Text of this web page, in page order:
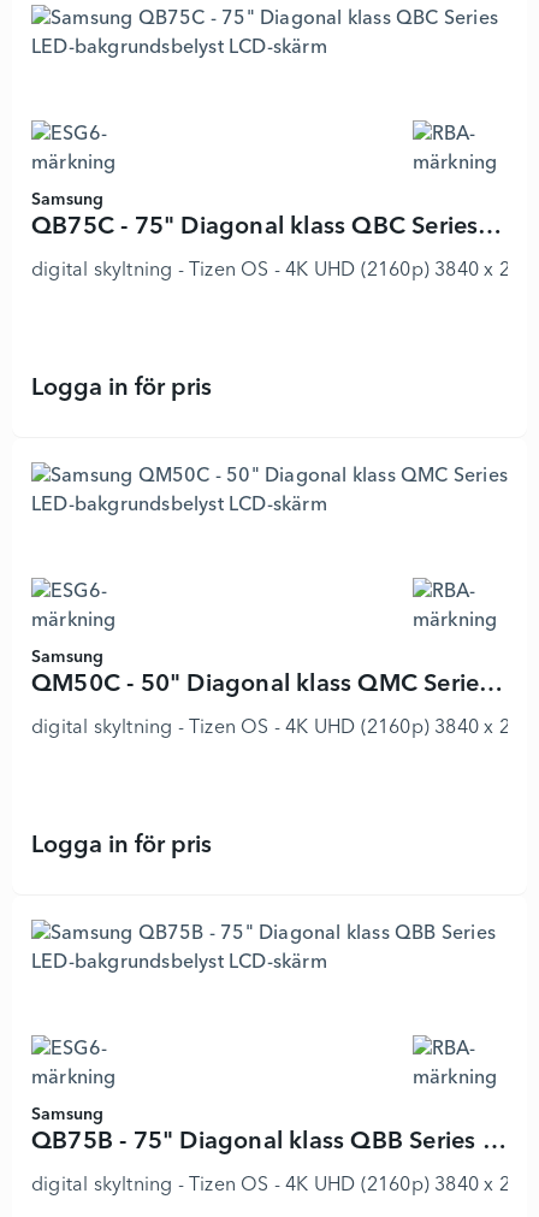
Samsung
QB75C - 75" Diagonal klass QBC Series LED-bakgrundsbelyst LCD-skärm
digital skyltning - Tizen OS - 4K UHD (2160p) 3840 x
Logga in för prisQB75C - 75" Diagonal klass QBC
Samsung
QM50C - 50" Diagonal klass QMC Series LED-bakgrundsbelyst LCD-skärm
digital skyltning - Tizen OS - 4K UHD (2160p) 3840 x
Logga in för prisQM50C - 50" Diagonal klass QMC
Samsung
QB75B - 75" Diagonal klass QBB Series LED-bakgrundsbelyst LCD-skärm
digital skyltning - Tizen OS - 4K UHD (2160p) 3840 x